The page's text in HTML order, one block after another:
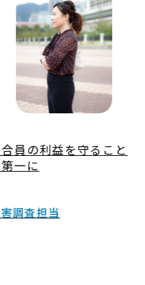
保険の社会的意義と芽
た使命感
担当